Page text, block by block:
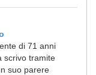
di 71 anni
scrivo tramite
suo parere